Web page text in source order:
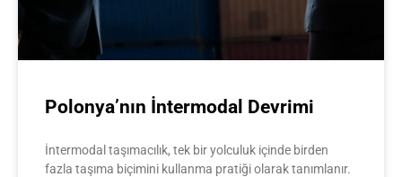
Polonya’nın İntermodal Devrimi
İntermodal taşımacılık, tek bir yolculuk içinde birden
fazla taşıma biçimini kullanma pratiği olarak tanımlanır.